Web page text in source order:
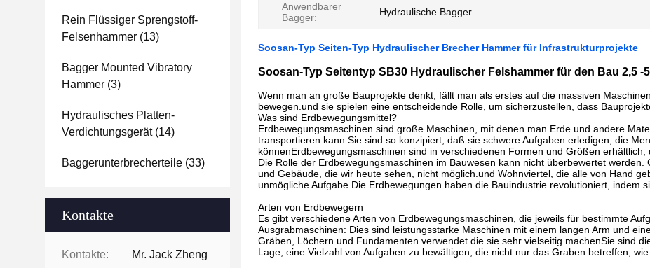
Rein Flüssiger Sprengstoff-
Felsenhammer (13)
Bagger Mounted Vibratory
Hammer (3)
Hydraulisches Platten-
Verdichtungsgerät(14)
Baggerunterbrecherteile (33)
Kontakte
Kontakte: Mr. Jack Zheng
Anwendbarer
Bagger:
Hydraulische Bagger
Soosan-Typ Seiten-Typ Hydraulischer Brecher Hammer für Infrastrukturprojekte
Soosan-Typ Seitentyp SB30 Hydraulischer Felshammer für den Bau 2,5
Wenn man an große Bauprojekte denkt, fällt man als erstes auf die massiven
bewegen.und sie spielen eine entscheidende Rolle, um sicherzustellen, dass
Was sind Erdbewegungsmittel?
Erdbewegungsmaschinen sind große Maschinen, mit denen man Erde und andere
transportieren kann.Sie sind so konzipiert, daß sie schwere Aufgaben erledigen, die
könnenErdbewegungsmaschinen sind in verschiedenen Formen und Größen erhältlich,
Die Rolle der Erdbewegungsmaschinen im Bauwesen kann nicht überbewertet
und Gebäude, die wir heute sehen, nicht möglich.und Wohnviertel, die alle von Hand
unmögliche Aufgabe.Die Erdbewegungen haben die Bauindustrie revolutioniert, indem
Arten von Erdbewegern
Es gibt verschiedene Arten von Erdbewegungsmaschinen, die jeweils für bestimmte
Ausgrabmaschinen: Dies sind leistungsstarke Maschinen mit einem langen Arm und
Gräben, Löchern und Fundamenten verwendet.die sie sehr vielseitig machenSie sind
Lage, eine Vielzahl von Aufgaben zu bewältigen, die nicht nur das Graben betreffen,